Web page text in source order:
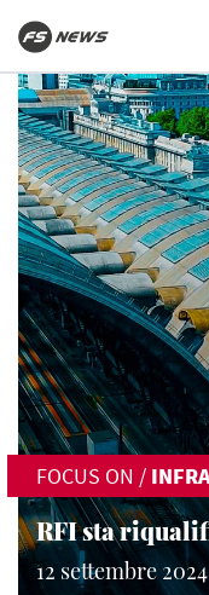
FOCUS ON /
RFI sta
12 settembre 2024